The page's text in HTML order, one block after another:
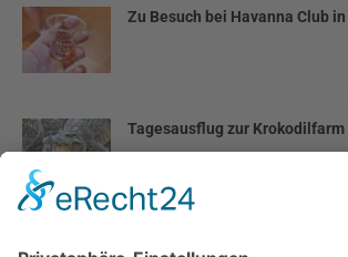
Zu Besuch bei Havanna Club in
Tagesausflug zur Krokodilfarm